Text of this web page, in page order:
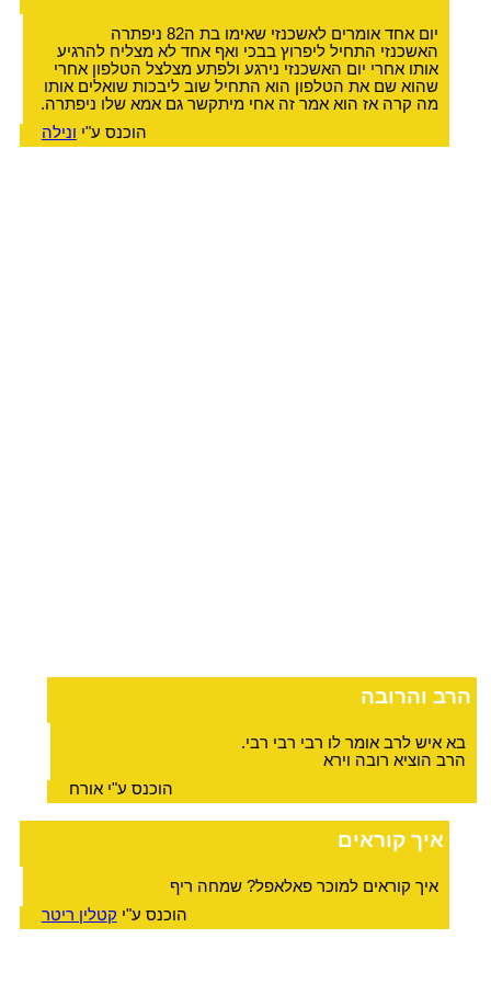
יום אחד אומרים לאשכנזי שאימו בת ה82 ניפתרה
האשכנזי התחיל ליפרוץ בבכי ואף אחד לא מצליח להרגיע
אותו אחרי יום האשכנזי נירגע ולפתע מצלצל הטלפון אחרי
שהוא שם את הטלפון הוא התחיל שוב ליבכות שואלים אותו
מה קרה אז הוא אמר זה אחי מיתקשר גם אמא שלו ניפתרה.
הוכנס ע"י ונילה
הרב והרובה
בא איש לרב אומר לו רבי רבי רבי.
הרב הוציא רובה וירא
הוכנס ע"י אורח
איך קוראים
איך קוראים למוכר פאלאפל? שמחה ריף
הוכנס ע"י קטלין ריטר